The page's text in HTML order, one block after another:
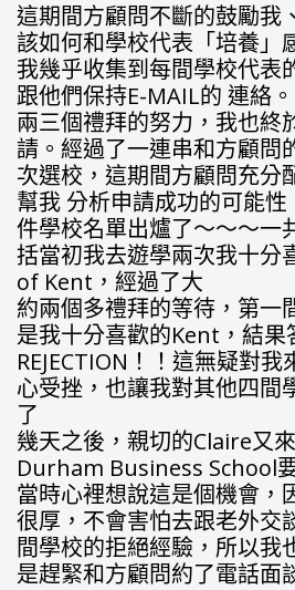
這期間方顧問不斷的鼓勵我
該如何和學校代表「培養」
我幾乎收集到每間學校代表
跟他們保持E-MAIL的 連絡
兩三個禮拜的努力，我也終
請。經過了一連串和方顧問
次選校，這期間方顧問充分
幫我 分析申請成功的可能
件學校名單出爐了～～～一
括當初我去遊學兩次我十
of Kent，經過了大
約兩個多禮拜的等待，第一
是我十分喜歡的Kent，結果
REJECTION！！這無疑對
心受挫，也讓我對其他四間
了
幾天之後，親切的Claire又
Durham Business School
當時心裡想說這是個機會，
很厚，不會害怕去跟老外交
間學校的拒絕經驗，所以我
是趕緊和方顧問約了電話面